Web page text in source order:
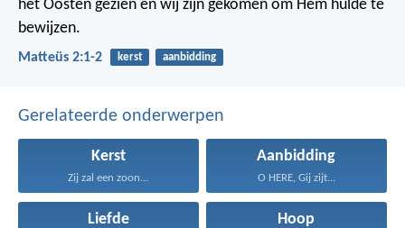
het Oosten gezien en wij zijn gekomen om Hem hulde te
bewijzen.
Matteüs 2:1-2 kerst aanbidding
Gerelateerde onderwerpen
Kerst
Zij zal een zoon...
Aanbidding
O HERE, Gij zijt...
Liefde Hoop